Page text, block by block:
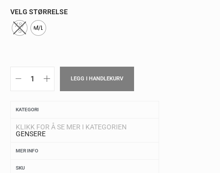
VELG STØRRELSE
XS/
S
M/L
LEGG I HANDLEKURV
KATEGORI
KLIKK FOR Å SE MER I KATEGORIEN
GENSERE
MER INFO
SKU